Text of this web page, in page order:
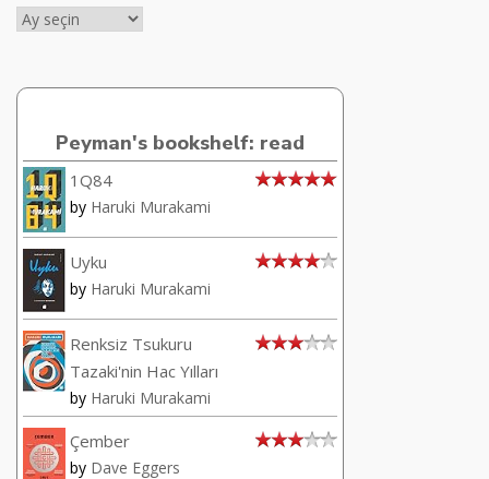
Arşivler
Peyman's bookshelf: read
1Q84
by Haruki Murakami
Uyku
by Haruki Murakami
Renksiz Tsukuru
Tazaki'nin Hac Yılları
by Haruki Murakami
Çember
by Dave Eggers